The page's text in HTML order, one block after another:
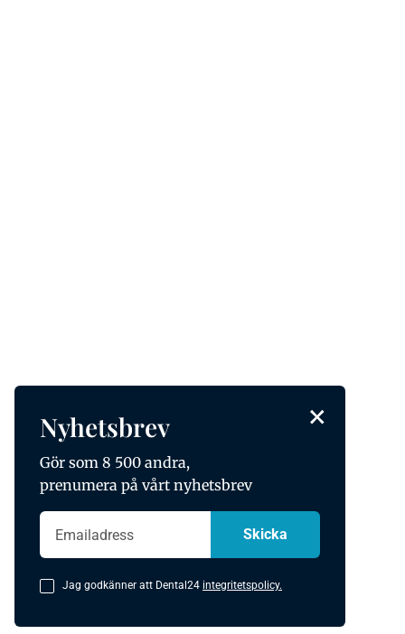
×
Nyhetsbrev
Gör som 8 500 andra,
prenumera på vårt nyhetsbrev
Jag godkänner att Dental24 integritetspolicy.